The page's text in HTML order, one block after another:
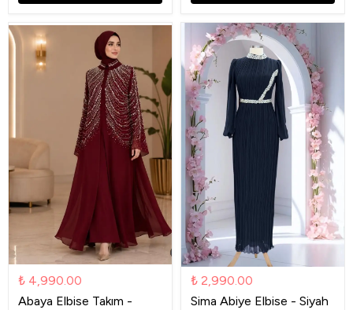
₺ 4,990.00
Abaya Elbise Takım -
₺ 2,990.00
Sima Abiye Elbise - Siyah